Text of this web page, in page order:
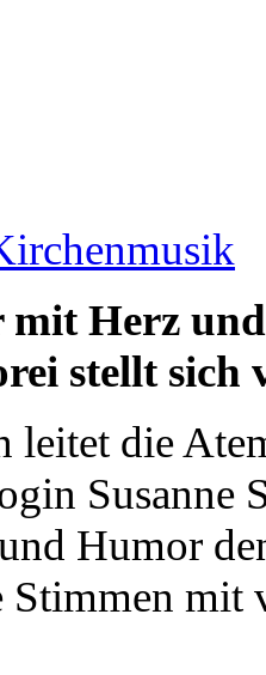
mit Herz
stellt sich
leitet die
Susanne
Humor
mit